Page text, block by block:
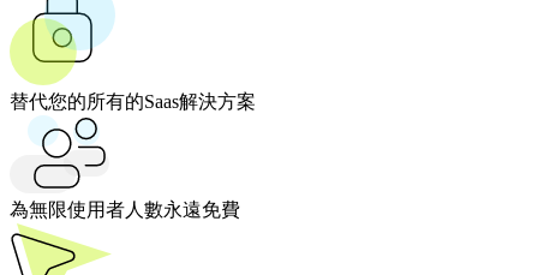
替代您的所有的Saas解決方案
為無限使用者人數永遠免費